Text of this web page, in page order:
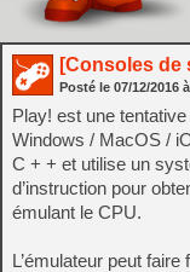
[Consoles de
Posté le 07/12/2016 à
Play! est une
Windows / MacOS /
C + + et utilise un
d’instruction pour
émulant le CPU.
L’émulateur peut